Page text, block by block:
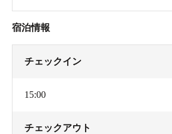
宿泊情報
チェックイン
15:00
チェックアウト